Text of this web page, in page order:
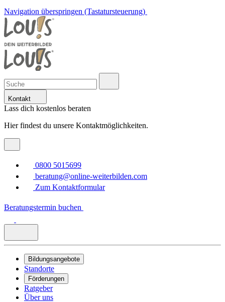
Navigation überspringen (Tastatursteuerung)
Kontakt
Lass dich kostenlos beraten
Hier findest du unsere Kontaktmöglichkeiten.
0800 5015699
beratung@online-weiterbilden.com
Zum Kontaktformular
Beratungstermin buchen
Bildungsangebote
Standorte
Förderungen
Ratgeber
Über uns